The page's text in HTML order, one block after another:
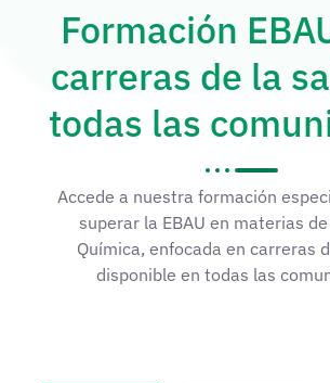
Formación
carreras de la
todas las
Accede a nuestra formación
superar la EBAU en materias
Química, enfocada en carreras
disponible en todas las